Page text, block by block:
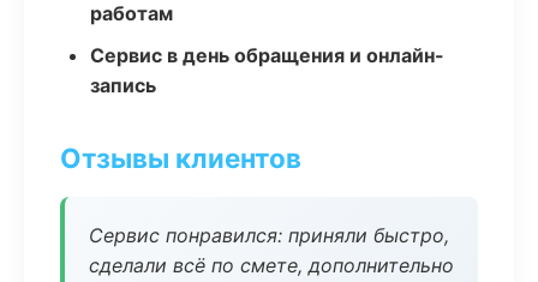
работам
Сервис в день обращения и онлайн-
запись
Отзывы клиентов
Сервис понравился: приняли быстро,
сделали всё по смете, дополнительно